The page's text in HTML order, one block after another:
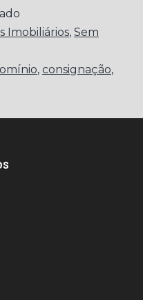
Imobiliários, Sem
, consignação,